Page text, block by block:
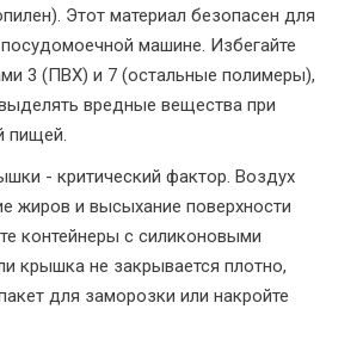
Этот материал безопасен для
машине. Избегайте
3 (ПВХ) и 7 (остальные полимеры),
вредные вещества при
пищей.
- критический фактор. Воздух
жиров и высыхание поверхности
контейнеры с силиконовыми
крышка не закрывается плотно,
для заморозки или накройте